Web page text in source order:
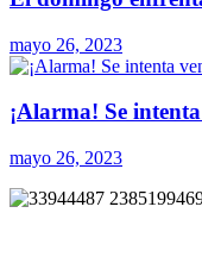
mayo 26, 2023
¡Alarma! Se
mayo 26, 2023